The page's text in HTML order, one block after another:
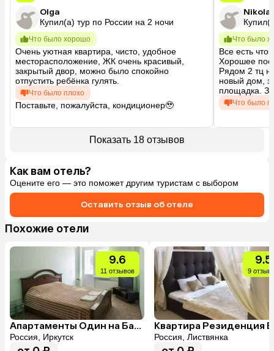
Olga
Купил(а) тур по России на 2 ночи
Что было хорошо
Очень уютная квартира, чисто, удобное
месторасположение, ЖК очень красивый,
закрытый двор, можно было спокойно
отпустить ребёнка гулять.
Что было плохо
Поставьте, пожалуйста, кондиционер🥹
Nikolaj
Что было
Все есть
Хорошее
Рядом 2 тц
новый дом,
площадка.
Что было
Показать 18 отзывов
Как вам отель?
Оцените его — это поможет другим туристам с выбором
Оставить отзыв об отеле
Похожие отели
9.6
11 отзывов
Апартаменты Один на Байкальской 234в/4
Россия, Иркутск
9.5
9
Россия, Листвянка